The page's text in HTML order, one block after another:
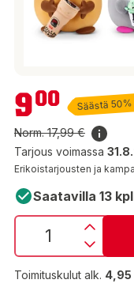
9,00 €
900 Säästä 50%
Norm.17,99 €
Tarjous voimassa
Erikoistarjousten ja
Saatavilla 13 kpl
Toimituskulut alk. 4,95